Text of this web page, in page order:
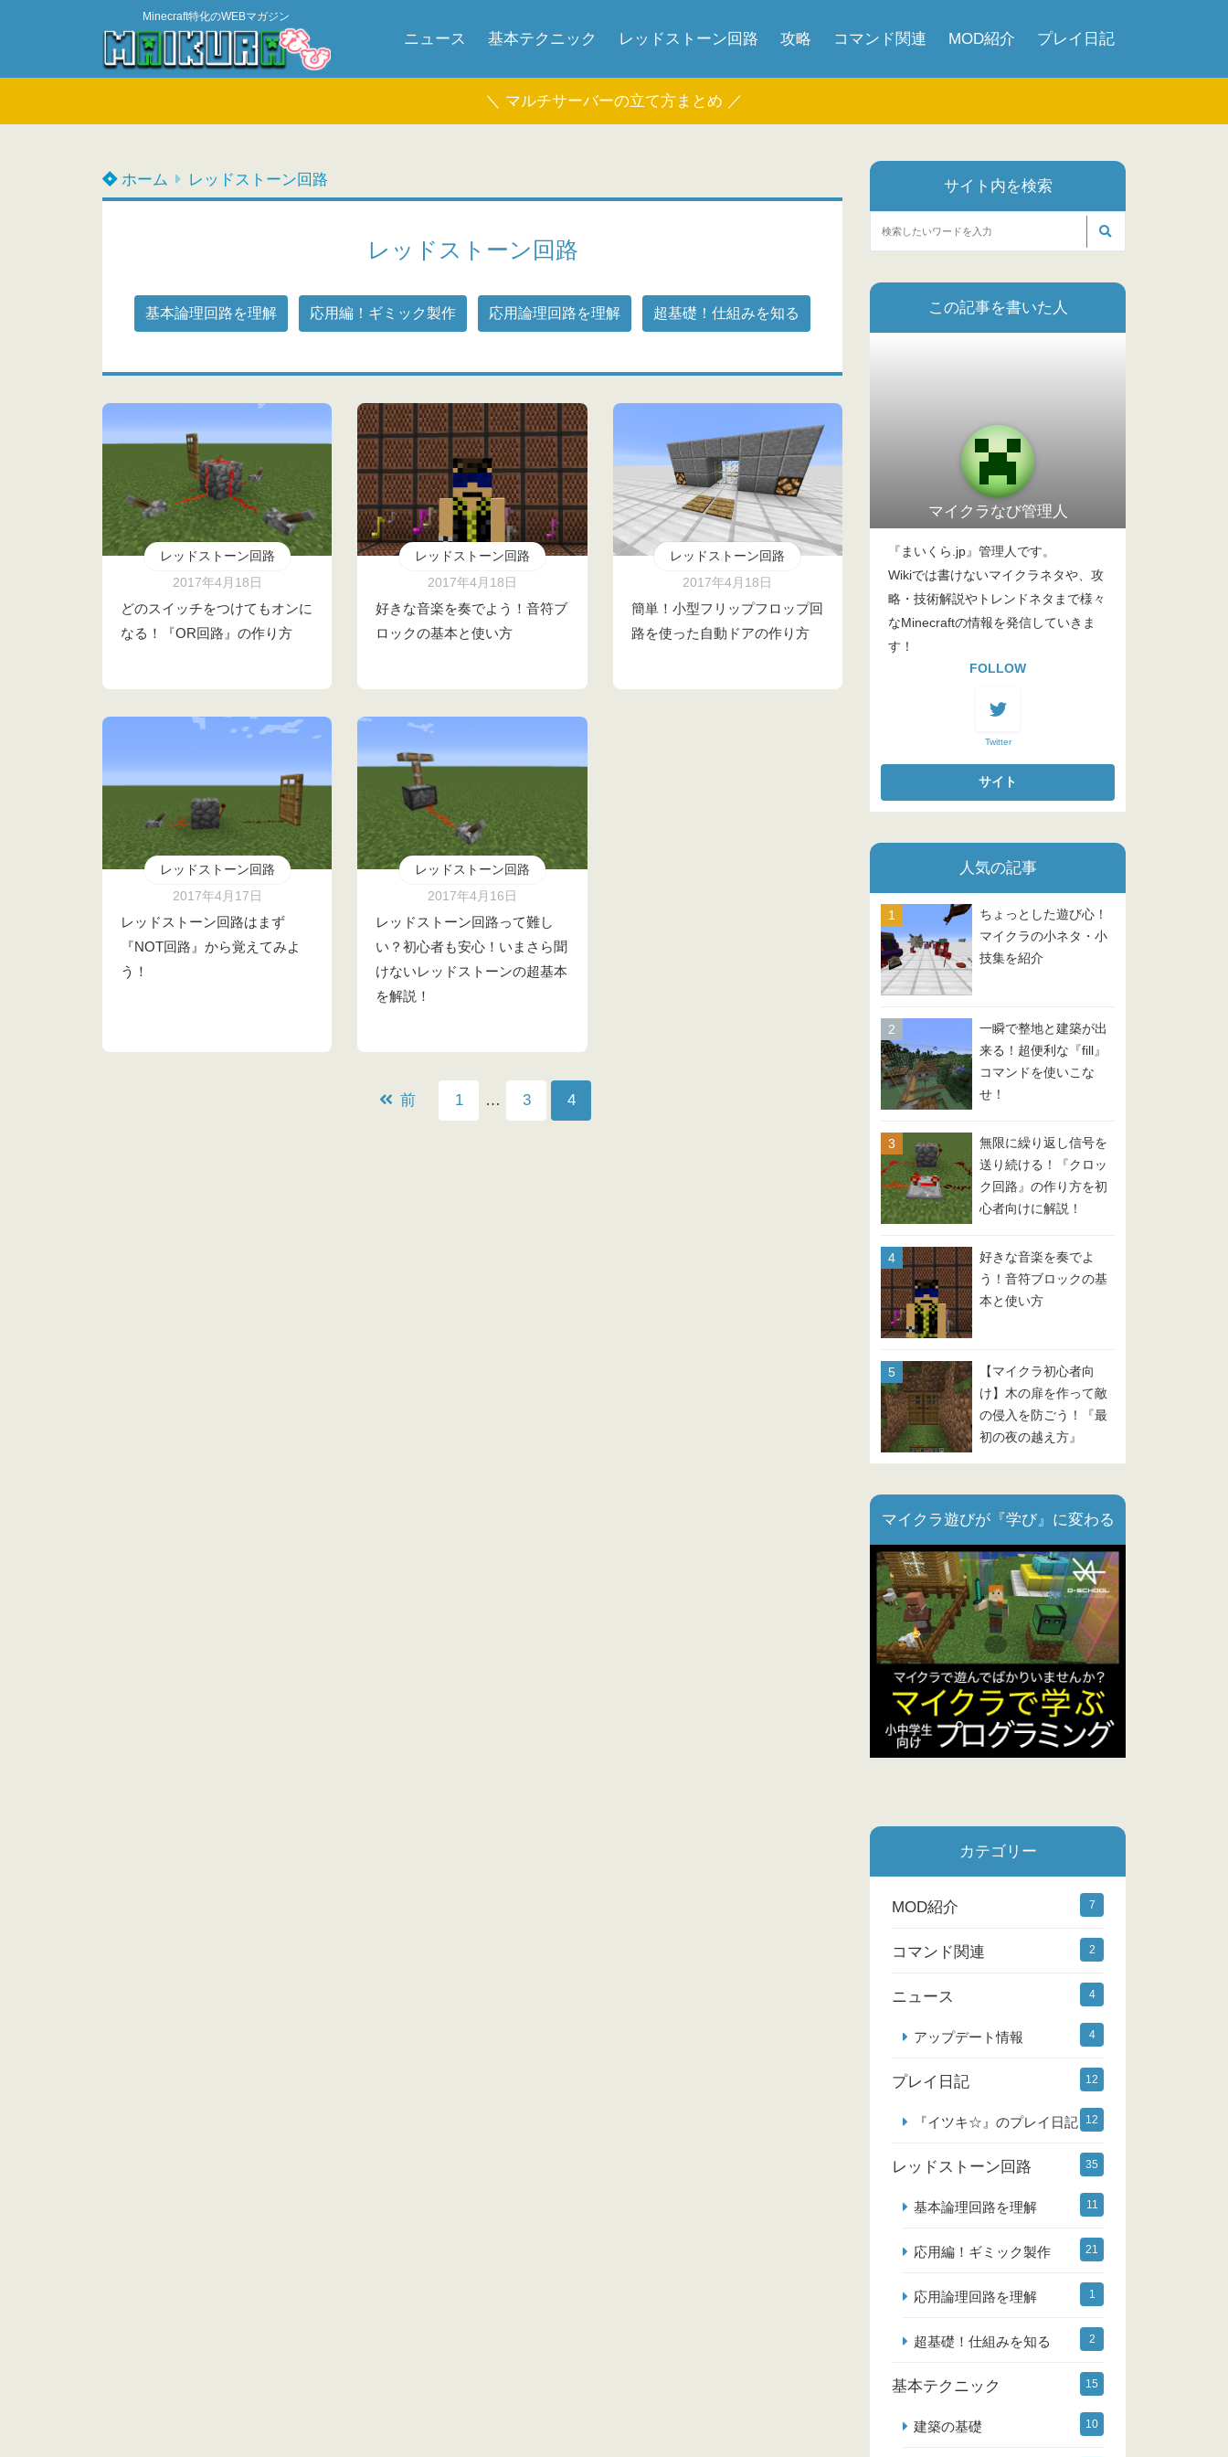
Minecraft特化のWEBマガジン
ニュース 基本テクニック レッドストーン回路 攻略 コマンド関連 MOD紹介 プレイ日記
＼ マルチサーバーの立て方まとめ ／
ホーム レッドストーン回路
レッドストーン回路
基本論理回路を理解 応用編！ギミック製作 応用論理回路を理解 超基礎！仕組みを知る
レッドストーン回路
2017年4月18日
どのスイッチをつけてもオンに
なる！『OR回路』の作り方
レッドストーン回路
2017年4月18日
好きな音楽を奏でよう！音符ブ
ロックの基本と使い方
レッドストーン回路
2017年4月18日
簡単！小型フリップフロップ回
路を使った自動ドアの作り方
レッドストーン回路
2017年4月17日
レッドストーン回路はまず
『NOT回路』から覚えてみよ
う！
レッドストーン回路
2017年4月16日
レッドストーン回路って難し
い？初心者も安心！いまさら聞
けないレッドストーンの超基本
を解説！
前 1 … 3 4
サイト内を検索
この記事を書いた人
マイクラなび管理人
『まいくら.jp』管理人です。
Wikiでは書けないマイクラネタや、攻
略・技術解説やトレンドネタまで様々
なMinecraftの情報を発信していきま
す！
FOLLOW
Twitter
人気の記事
ちょっとした遊び心！
マイクラの小ネタ・小
技集を紹介
一瞬で整地と建築が出
来る！超便利な『fill』
コマンドを使いこな
せ！
無限に繰り返し信号を
送り続ける！『クロッ
ク回路』の作り方を初
心者向けに解説！
好きな音楽を奏でよ
う！音符ブロックの基
本と使い方
【マイクラ初心者向
け】木の扉を作って敵
の侵入を防ごう！『最
初の夜の越え方』
マイクラ遊びが『学び』に変わる
カテゴリー
MOD紹介 7
コマンド関連 2
ニュース 4
アップデート情報 4
プレイ日記 12
『イツキ☆』のプレイ日記 12
レッドストーン回路 35
基本論理回路を理解 11
応用編！ギミック製作 21
応用論理回路を理解 1
超基礎！仕組みを知る 2
基本テクニック 15
建築の基礎 10